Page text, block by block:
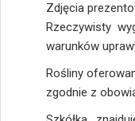
Zdjęcia
Rzeczywisty
warunków
Rośliny
zgodnie z